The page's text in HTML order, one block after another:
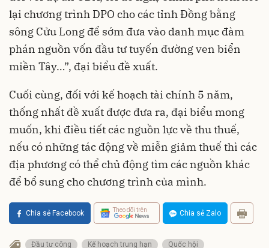
lại chương trình DPO cho các tỉnh Đồng bằng
sông Cửu Long để sớm đưa vào danh mục đàm
phán nguồn vốn đầu tư tuyến đường ven biển
miền Tây…”, đại biểu đề xuất.
Cuối cùng, đối với kế hoạch tài chính 5 năm,
thống nhất đề xuất được đưa ra, đại biểu mong
muốn, khi điều tiết các nguồn lực về thu thuế,
nếu có những tác động về miễn giảm thuế thì các
địa phương có thể chủ động tìm các nguồn khác
để bổ sung cho chương trình của mình.
Chia sẻ Facebook Theo dõi trên Chia sẻ Zalo
Đầu tư công Kế hoạch trung hạn
Quốc hội